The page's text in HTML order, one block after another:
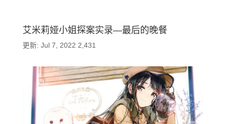
艾米莉娅小姐探案实录—最后的晚餐
更新: Jul 7, 2022 2,431